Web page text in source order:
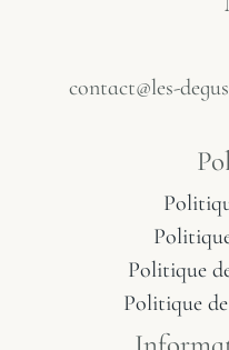
contact@les-
Politique
Politique